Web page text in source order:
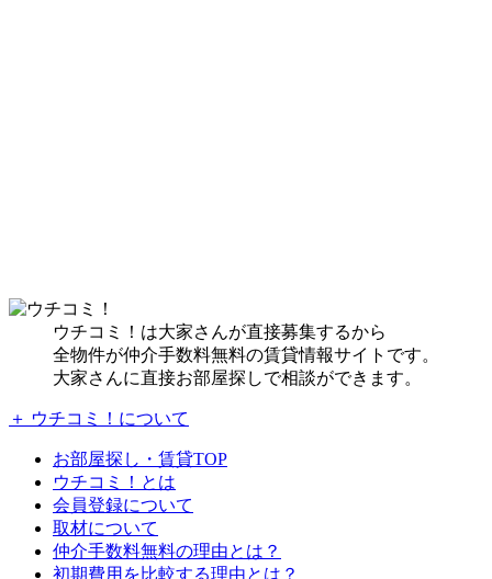
ウチコミ！は大家さんが直接募集するから
全物件が仲介手数料無料の賃貸情報サイトです。
大家さんに直接お部屋探しで相談ができます。
＋ ウチコミ！について
お部屋探し・賃貸TOP
ウチコミ！とは
会員登録について
取材について
仲介手数料無料の理由とは？
初期費用を比較する理由とは？